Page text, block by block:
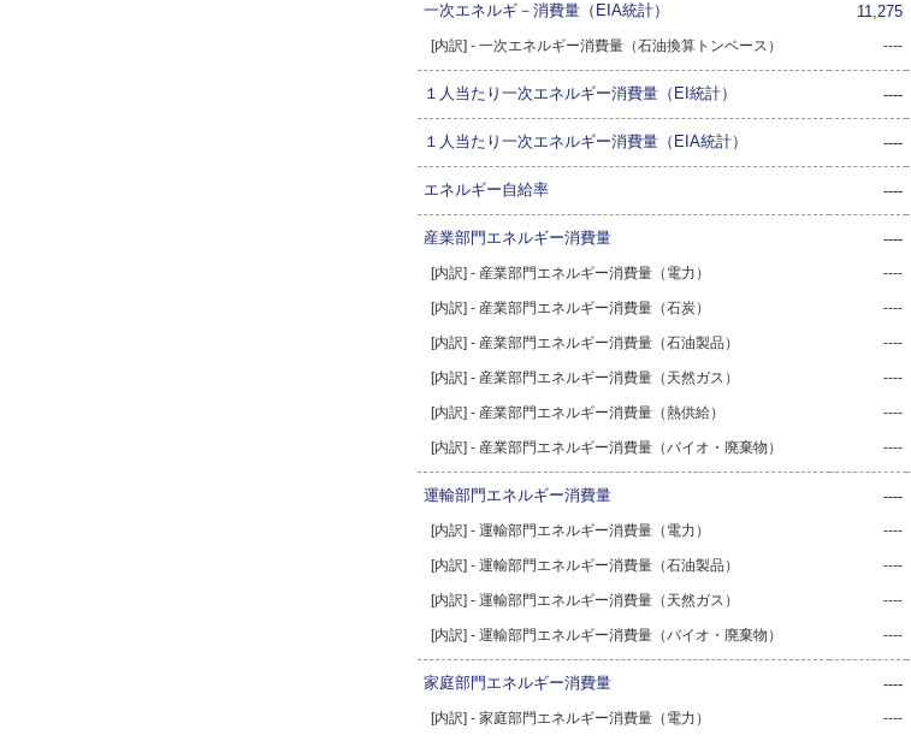
一次エネルギ－消費量（EIA統計） 11,275
[内訳] - 一次エネルギー消費量（石油換算トンベース） ----
１人当たり一次エネルギー消費量（EI統計） ----
１人当たり一次エネルギー消費量（EIA統計） ----
エネルギー自給率 ----
産業部門エネルギー消費量 ----
[内訳] - 産業部門エネルギー消費量（電力） ----
[内訳] - 産業部門エネルギー消費量（石炭） ----
[内訳] - 産業部門エネルギー消費量（石油製品） ----
[内訳] - 産業部門エネルギー消費量（天然ガス） ----
[内訳] - 産業部門エネルギー消費量（熱供給） ----
[内訳] - 産業部門エネルギー消費量（バイオ・廃棄物） ----
運輸部門エネルギー消費量 ----
[内訳] - 運輸部門エネルギー消費量（電力） ----
[内訳] - 運輸部門エネルギー消費量（石油製品） ----
[内訳] - 運輸部門エネルギー消費量（天然ガス） ----
[内訳] - 運輸部門エネルギー消費量（バイオ・廃棄物） ----
家庭部門エネルギー消費量 ----
[内訳] - 家庭部門エネルギー消費量（電力） ----